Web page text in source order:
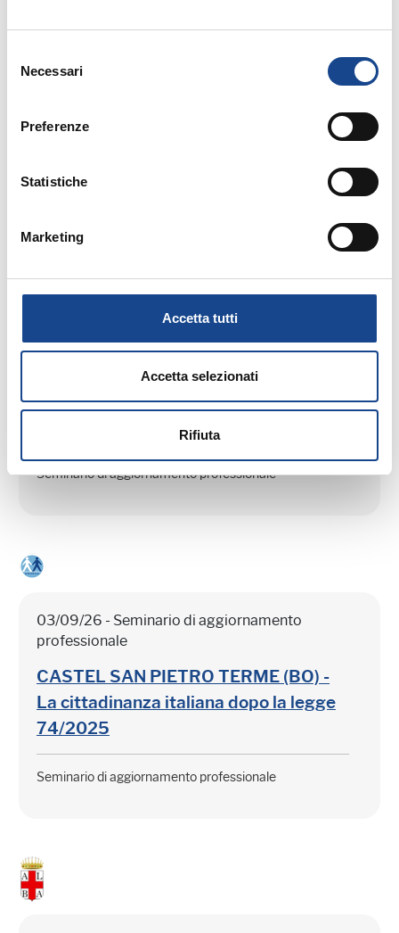
delNecessari
Preferenze
Statistiche
Marketing
Accetta tutti
Accetta selezionati
Rifiuta
25/08/26 - Seminario di aggiornamento
CASTEL SAN PIETRO TERME (BO) -
Estate all'ombra dei cipressi
Seminario di aggiornamento professionale
03/09/26 - Seminario di aggiornamento
professionale
CASTEL SAN PIETRO TERME (BO) -
La cittadinanza italiana dopo la legge
74/2025
Seminario di aggiornamento professionale